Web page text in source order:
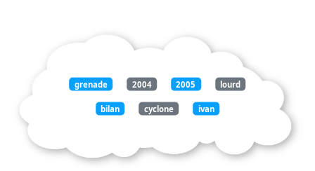
grenade 2004 2005 lourd
bilan cyclone ivan